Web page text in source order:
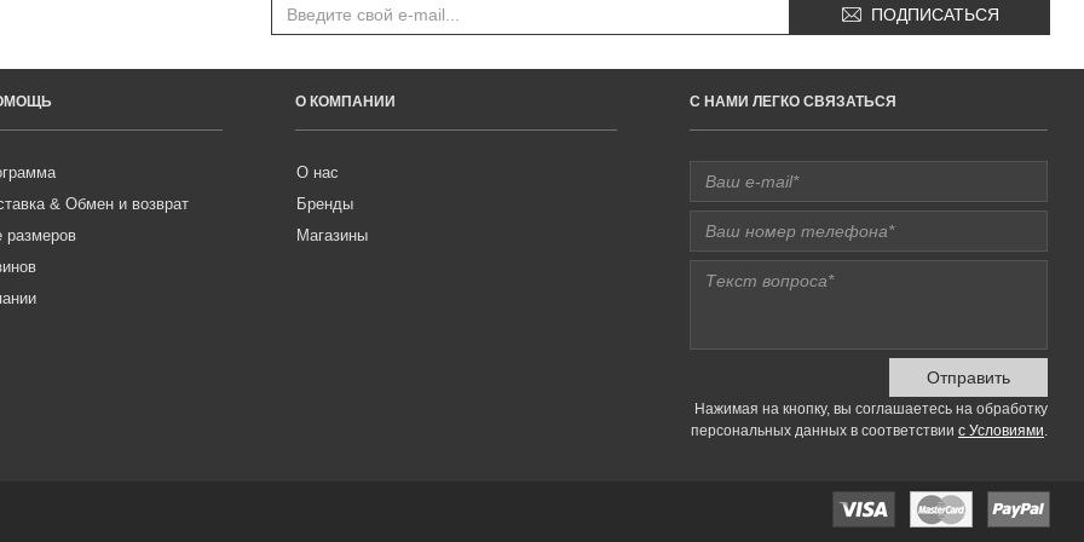
ПОДПИСАТЬСЯ
& Обмен и возврат
размеров
О КОМПАНИИ
О нас
Бренды
Магазины
C НАМИ ЛЕГКО СВЯЗАТЬСЯ
Отправить
Нажимая на кнопку, вы соглашаетесь на обработку
персональных данных в соответствии с Условиями.